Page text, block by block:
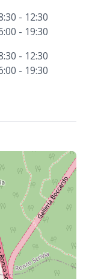
- 12:30
- 19:30
- 12:30
- 19:30